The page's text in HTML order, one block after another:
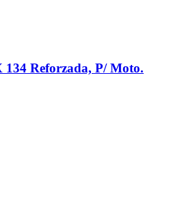
134 Reforzada, P/ Moto.